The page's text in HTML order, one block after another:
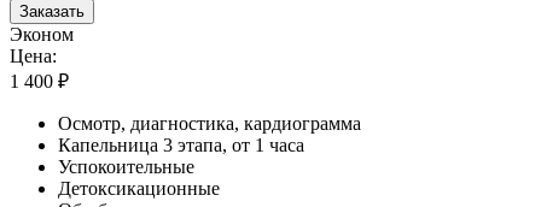
Заказать
Эконом
Цена:
1 400 ₽
Осмотр, диагностика, кардиограмма
Капельница 3 этапа, от 1 часа
Успокоительные
Детоксикационные